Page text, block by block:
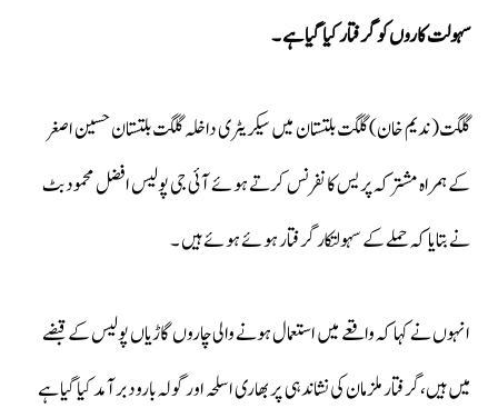
سہولت کاروں کو گرفتار کیا گیا ہے ۔
گلگت( ندیم خان) گلگت بلتستان میں سیکریٹری داخلہ گلگت بلتستان حسین اصغر
کے ہمراہ مشترکہ پریس کانفرنس کرتے ہوئے آئی جی پولیس افضل محمود بٹ
نے بتایا کہ حملے کے سہولتکار گرفتار ہوئے ہوئے ہیں ۔
انہوں نے کہا کہ واقعے میں استعمال ہونے والی چاروں گاڑیاں پولیس کے قبضے
میں ہیں،گرفتار ملزمان کی نشاندہی پر بھاری اسلحہ اور گولہ بارود برآمد کیا گیا ہے